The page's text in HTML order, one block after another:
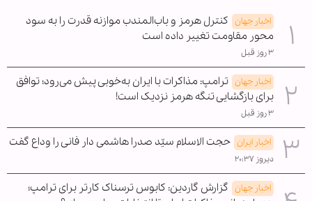
اخبار جهان کنترل هرمز و باب‌المندب موازنه قدرت را به سود
محور مقاومت تغییر داده است
۳ روز قبل
اخبار جهان ترامپ: مذاکرات با ایران به‌خوبی پیش می‌رود؛ توافق
برای بازگشایی تنگه هرمز نزدیک است!
۳ روز قبل
اخبار ایران حجت الاسلام سیّد صدرا هاشمی دار فانی را وداع گفت
دیروز ۲۰:۳۷
اخبار جهان گزارش گاردین: کابوس ترسناک کارتر برای ترامپ؛